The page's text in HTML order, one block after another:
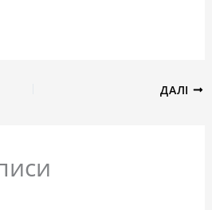
ДАЛІ